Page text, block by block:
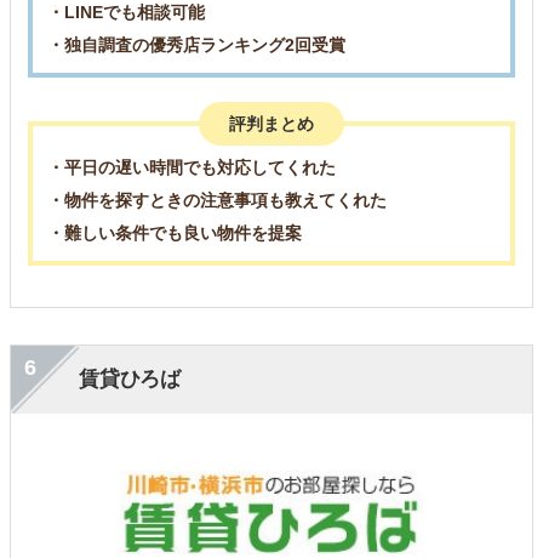
・LINEでも相談可能
・独自調査の優秀店ランキング2回受賞
評判まとめ
・平日の遅い時間でも対応してくれた
・物件を探すときの注意事項も教えてくれた
・難しい条件でも良い物件を提案
賃貸ひろば
6